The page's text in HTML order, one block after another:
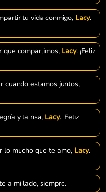
tu vida conmigo, Lacy.
que compartimos, Lacy. ¡Feliz
cuando estamos juntos,
y la risa, Lacy. ¡Feliz
lo mucho que te amo, Lacy.
a mi lado, siempre.